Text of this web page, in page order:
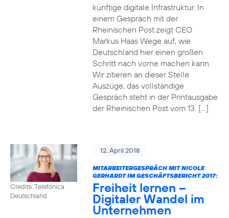
künftige digitale Infrastruktur. In
einem Gespräch mit der
Rheinischen Post zeigt CEO
Markus Haas Wege auf, wie
Deutschland hier einen großen
Schritt nach vorne machen kann.
Wir zitieren an dieser Stelle
Auszüge, das vollständige
Gespräch steht in der Printausgabe
der Rheinischen Post vom 13. […]
Credits: Telefónica
Deutschland
12. April 2018
MITARBEITERGESPRÄCH MIT NICOLE
GERHARDT IM GESCHÄFTSBERICHT 2017:
Freiheit lernen –
Digitaler Wandel im
Unternehmen